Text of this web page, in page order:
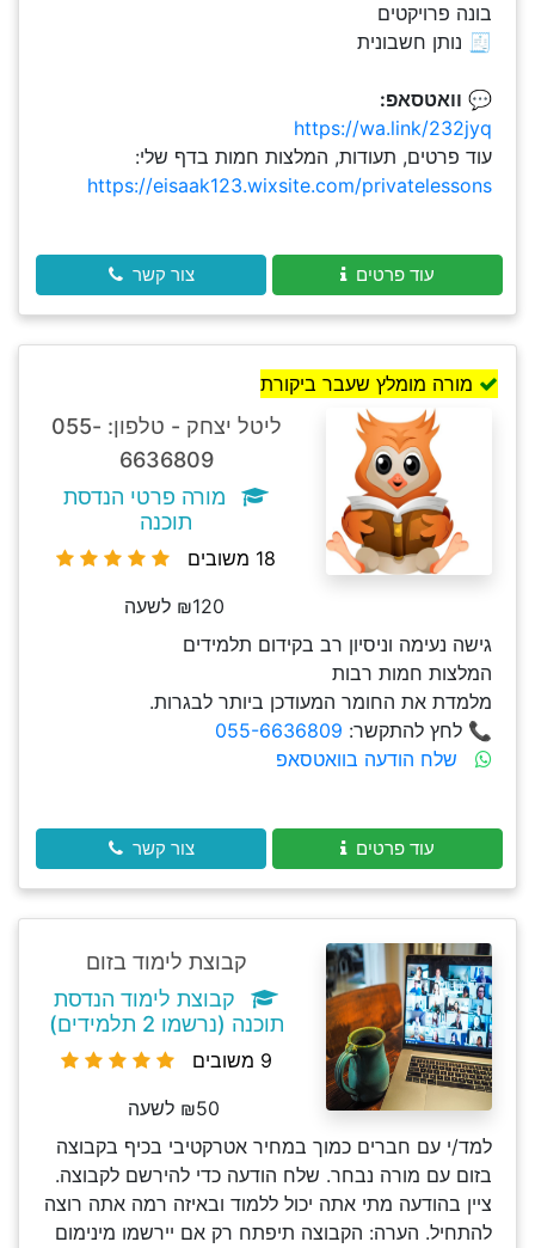
בונה פרויקטים
🧾 נותן חשבונית
💬 וואטסאפ:
https://wa.link/232jyq
עוד פרטים, תעודות, המלצות חמות בדף שלי:
https://eisaak123.wixsite.com/privatelessons
עוד פרטים צור קשר
מורה מומלץ שעבר ביקורת
ליטל יצחק - טלפון: 055-
6636809
מורה פרטי הנדסת
תוכנה
18 משובים
₪120 לשעה
גישה נעימה וניסיון רב בקידום תלמידים
המלצות חמות רבות
מלמדת את החומר המעודכן ביותר לבגרות.
📞 לחץ להתקשר: 055-6636809
שלח הודעה בוואטסאפ
עוד פרטים צור קשר
קבוצת לימוד בזום
קבוצת לימוד הנדסת
תוכנה (נרשמו 2 תלמידים)
9 משובים
₪50 לשעה
למד/י עם חברים כמוך במחיר אטרקטיבי בכיף בקבוצה
בזום עם מורה נבחר. שלח הודעה כדי להירשם לקבוצה.
ציין בהודעה מתי אתה יכול ללמוד ובאיזה רמה אתה רוצה
להתחיל. הערה: הקבוצה תיפתח רק אם יירשמו מינימום